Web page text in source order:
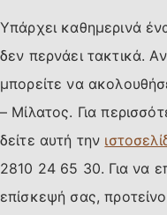
Υπάρχει καθημερινά
δεν περνάει τακτικά.
μπορείτε να
– Μίλατος. Για
δείτε αυτή την
2810 24 65 30. Για να
επίσκεψή σας,